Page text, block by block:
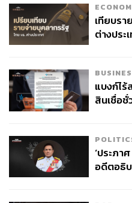
เทียบรา
ต่างปร
แบงก์ไร้
สินเชื่อ
‘ประภา
อดีตอธิ